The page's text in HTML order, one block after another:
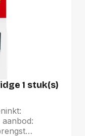
1 stuk(s)